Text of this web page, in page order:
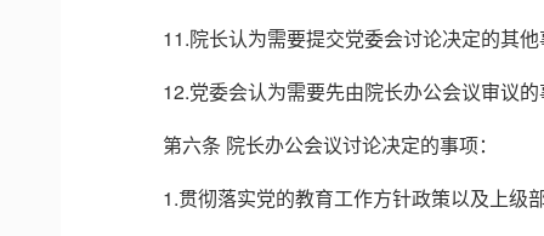
11.院长认为需要提交党委会讨论决定的其
12.党委会认为需要先由院长办公会议审议
第六条 院长办公会议讨论决定的事项：
1.贯彻落实党的教育工作方针政策以及上级